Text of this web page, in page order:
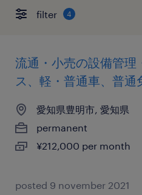
filter 4
流通・小売の設備管理
ス、軽・普通車、普通
愛知県豊明市, 愛知県
permanent
¥212,000 per month
posted 9 november 2021